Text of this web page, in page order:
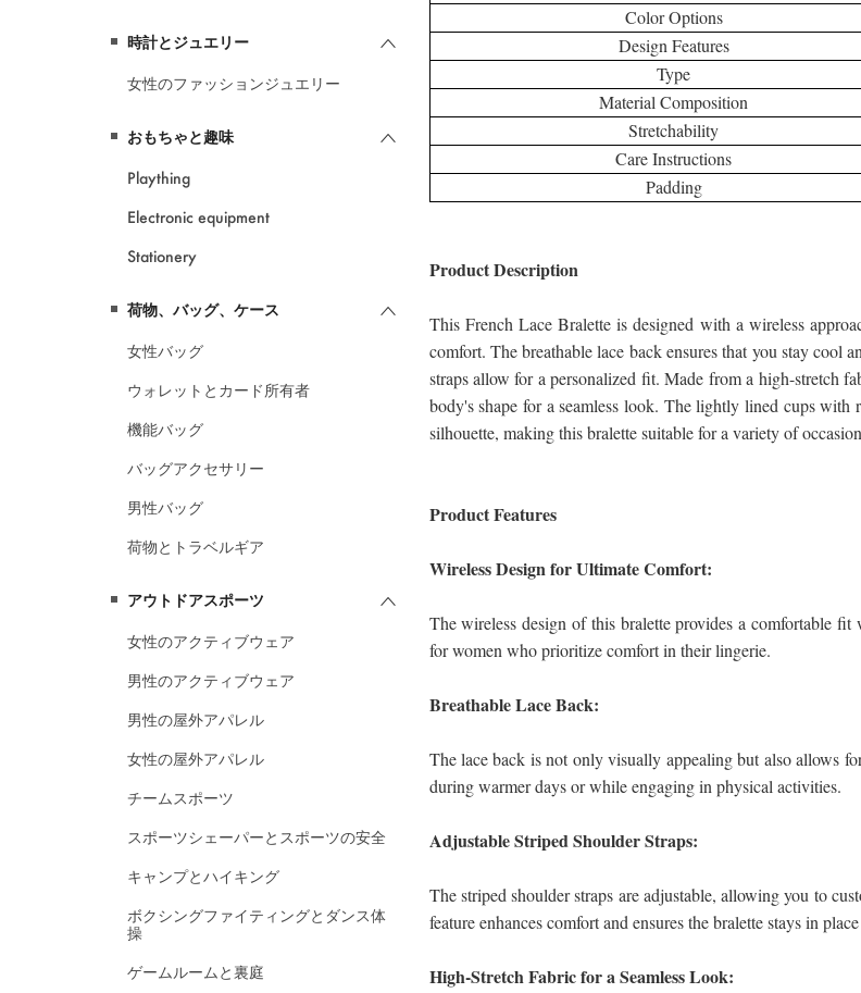
時計とジュエリー
女性のファッションジュエリー
おもちゃと趣味
Plaything
Electronic equipment
Stationery
荷物、バッグ、ケース
女性バッグ
ウォレットとカード所有者
機能バッグ
バッグアクセサリー
男性バッグ
荷物とトラベルギア
アウトドアスポーツ
女性のアクティブウェア
男性のアクティブウェア
男性の屋外アパレル
女性の屋外アパレル
チームスポーツ
スポーツシェーパーとスポーツの安全
キャンプとハイキング
ボクシングファイティングとダンス体
操
ゲームルームと裏庭